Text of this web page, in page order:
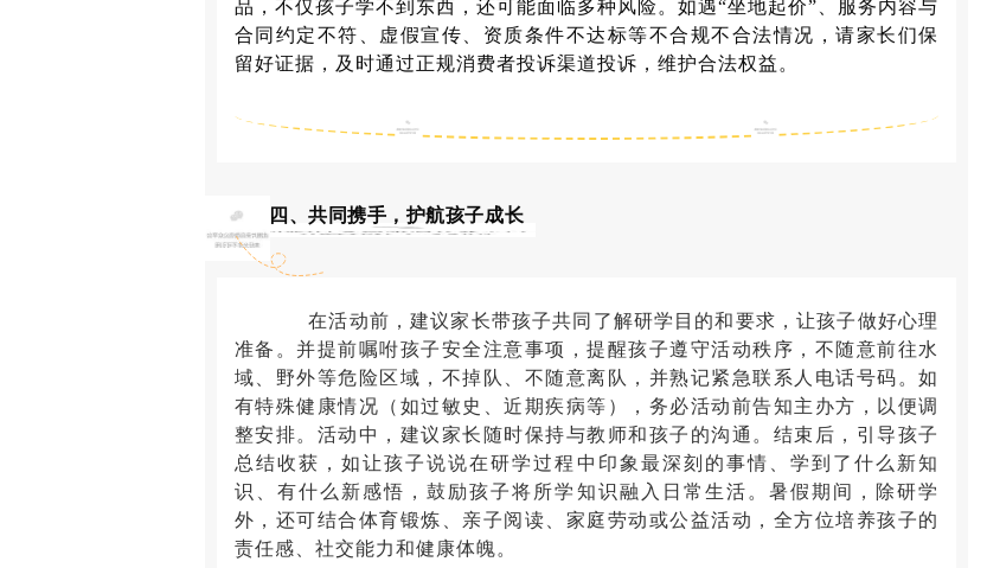
品，不仅孩子学不到东西，还可能面临多种风险。如遇“坐地起价”、服务内容与
合同约定不符、虚假宣传、资质条件不达标等不合规不合法情况，请家长们保
留好证据，及时通过正规消费者投诉渠道投诉，维护合法权益。
四、共同携手，护航孩子成长
在活动前，建议家长带孩子共同了解研学目的和要求，让孩子做好心理
准备。并提前嘱咐孩子安全注意事项，提醒孩子遵守活动秩序，不随意前往水
域、野外等危险区域，不掉队、不随意离队，并熟记紧急联系人电话号码。如
有特殊健康情况（如过敏史、近期疾病等），务必活动前告知主办方，以便调
整安排。活动中，建议家长随时保持与教师和孩子的沟通。结束后，引导孩子
总结收获，如让孩子说说在研学过程中印象最深刻的事情、学到了什么新知
识、有什么新感悟，鼓励孩子将所学知识融入日常生活。暑假期间，除研学
外，还可结合体育锻炼、亲子阅读、家庭劳动或公益活动，全方位培养孩子的
责任感、社交能力和健康体魄。